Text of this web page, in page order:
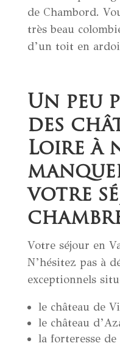
de Chambord.
très beau
d’un toit en
Un peu
des
Loire à
votre
Votre séjour en
N’hésitez pas à
exceptionnels
le château de
le château
la forteresse de